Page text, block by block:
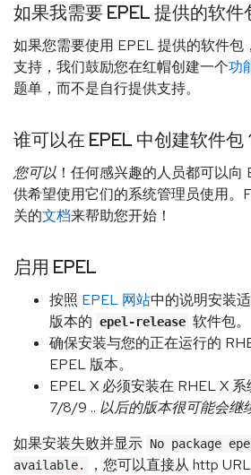
如果我需要 EPEL 提供的软件
如果您需要使用 EPEL 提供的软件包
支持，我们鼓励您在红帽创建一个功
题单，而不是自行提供支持。
谁可以在 EPEL 中创建软件包
您可以 ！任何感兴趣的人员都可以
供希望使用它们的系统管理员使用。
关的文档来帮助您开始！
启用 EPEL
按照 EPEL 网站中的说明安装
版本的 epel-release 软件包。
确保安装与您的正在运行的
EPEL 版本。
EPEL X 必须安装在 RHEL X
7/8/9 .. 以后的版本很可能会继
如果安装失败并显示 No package
available.
，您可以直接从 http